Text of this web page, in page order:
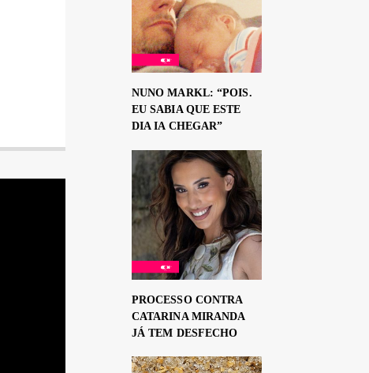
NUNO MARKL: “POIS.
EU SABIA QUE ESTE
DIA IA CHEGAR”
PROCESSO CONTRA
CATARINA MIRANDA
JÁ TEM DESFECHO